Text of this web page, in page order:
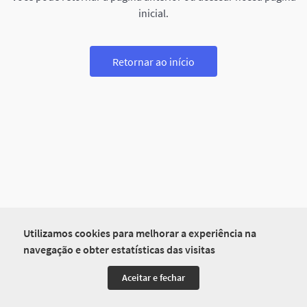
Utilizamos cookies para melhorar a experiência na
navegação e obter estatísticas das visitas
Aceitar e fechar
inicial.
Retornar ao início